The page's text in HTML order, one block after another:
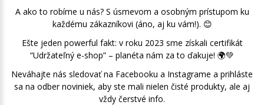
A ako to robíme u nás? S úsmevom a osobným prístupom ku
každému zákazníkovi (áno, aj ku vám!). 😊
Ešte jeden powerful fakt: v roku 2023 sme získali certifikát
“Udržateľný e-shop” – planéta nám za to ďakuje! 🌍💚
Neváhajte nás sledovať na Facebooku a Instagrame a prihláste
sa na odber noviniek, aby ste mali nielen čisté produkty, ale aj
vždy čerstvé info.